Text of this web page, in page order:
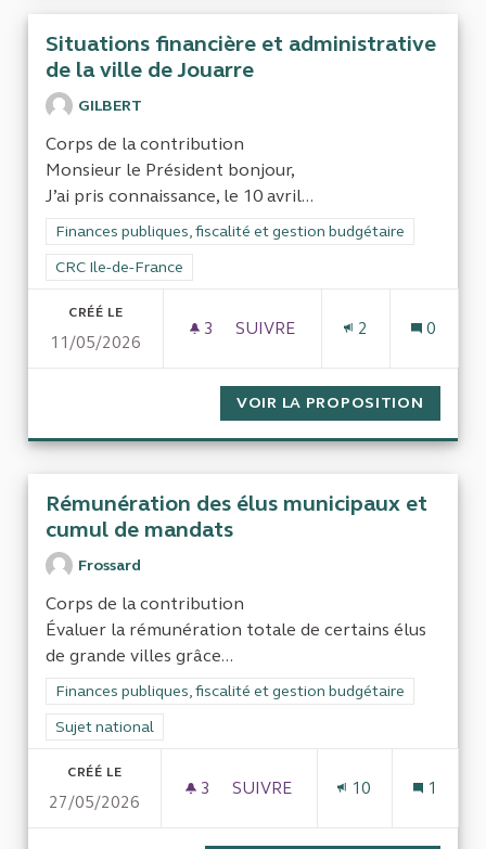
Situations financière et administrative
de la ville de Jouarre
GILBERT
Corps de la contribution
Monsieur le Président bonjour,
J’ai pris connaissance, le 10 avril...
Filtrer les résultats de la catégorie : Finances publiques,
Finances publiques, fiscalité et gestion budgétaire
Filtrer les résultats pour le secteur : CRC Ile-de-France
CRC Ile-de-France
CRÉÉ LE
11/05/2026
3 3 ABONNÉS
SUIVRE
2 0
VOIR LA PROPOSITION
Rémunération des élus municipaux et
cumul de mandats
Frossard
Corps de la contribution
Évaluer la rémunération totale de certains élus
de grande villes grâce...
Filtrer les résultats de la catégorie : Finances publiques,
Finances publiques, fiscalité et gestion budgétaire
Filtrer les résultats pour le secteur : Sujet national
Sujet national
CRÉÉ LE
27/05/2026
3 3 ABONNÉS
SUIVRE
10 1